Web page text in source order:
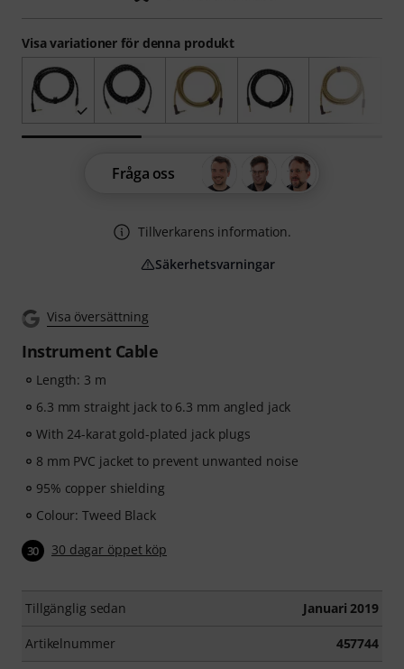
Visa översättning
Instrument Cable
Length: 3 m
6.3 mm straight jack to 6.3 mm angled jack
With 24-karat gold-plated jack plugs
8 mm PVC jacket to prevent unwanted noise
95% copper shielding
Colour: Tweed Black
30 30 dagar öppet köp
Tillgänglig sedan Januari 2019
Artikelnummer 457744
Visa variationer för denna produkt
Fråga oss
Tillverkarens information.
Säkerhetsvarningar